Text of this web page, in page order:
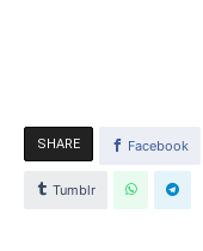
SHARE Facebook
Tumblr